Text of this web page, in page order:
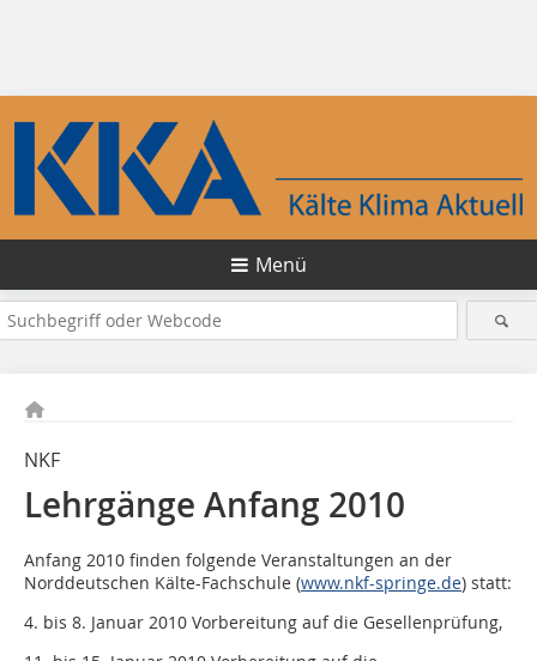
Menü
NKF
Lehrgänge Anfang 2010
Anfang 2010 finden folgende Veranstaltungen an der
Norddeutschen Kälte-Fachschule (www.nkf-springe.de) statt:
4. bis 8. Januar 2010 Vorbereitung auf die Gesellenprüfung,